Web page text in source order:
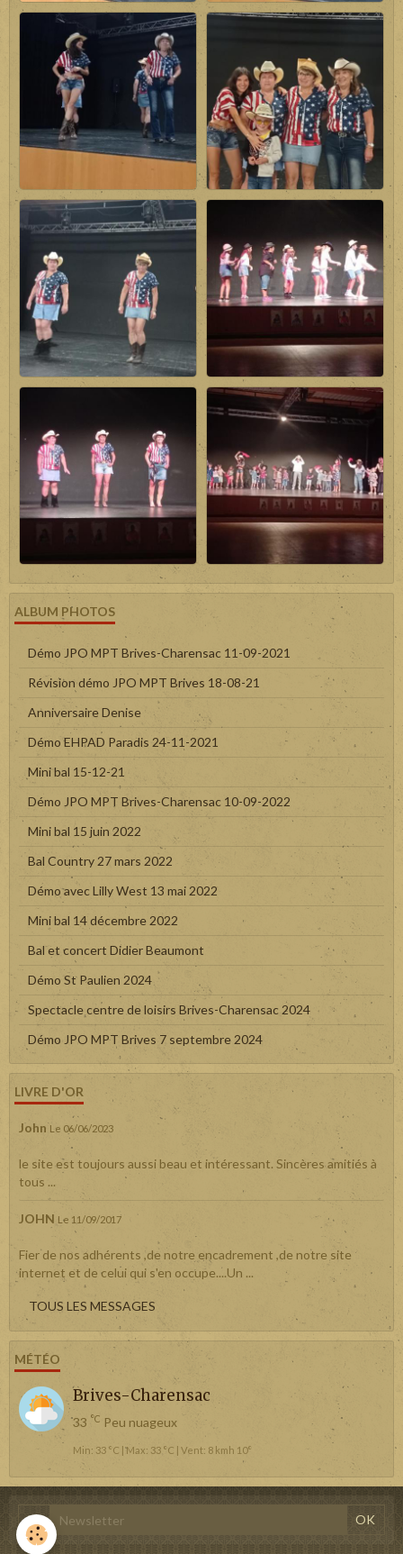
ALBUM PHOTOS
Démo JPO MPT Brives-Charensac 11-09-2021
Révision démo JPO MPT Brives 18-08-21
Anniversaire Denise
Démo EHPAD Paradis 24-11-2021
Mini bal 15-12-21
Démo JPO MPT Brives-Charensac 10-09-2022
Mini bal 15 juin 2022
Bal Country 27 mars 2022
Démo avec Lilly West 13 mai 2022
Mini bal 14 décembre 2022
Bal et concert Didier Beaumont
Démo St Paulien 2024
Spectacle centre de loisirs Brives-Charensac 2024
Démo JPO MPT Brives 7 septembre 2024
LIVRE D'OR
John Le 06/06/2023
le site est toujours aussi beau et intéressant. Sincères amitiés à
tous ...
JOHN Le 11/09/2017
Fier de nos adhérents ,de notre encadrement ,de notre site
internet et de celui qui s'en occupe....Un ...
TOUS LES MESSAGES
MÉTÉO
Brives-Charensac
33 °C Peu nuageux
Min: 33 °C | Max: 33 °C | Vent: 8 kmh 10°